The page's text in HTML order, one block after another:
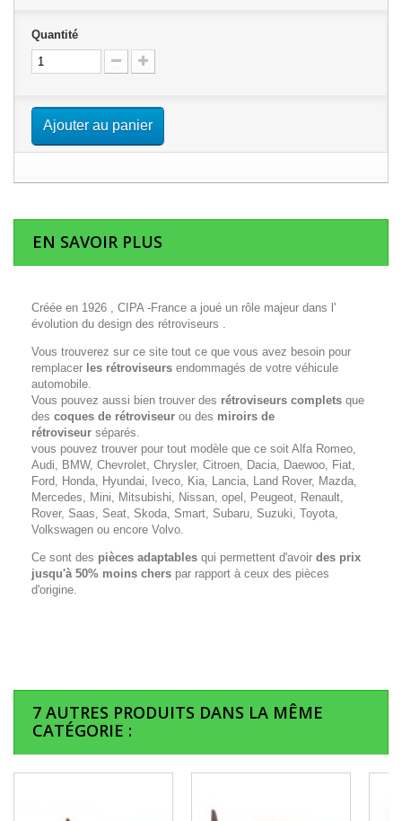
Quantité
Ajouter au panier
EN SAVOIR PLUS
Créée en 1926 , CIPA -France a joué un rôle majeur dans l'
évolution du design des rétroviseurs .
Vous trouverez sur ce site tout ce que vous avez besoin pour
remplacer les rétroviseurs endommagés de votre véhicule
automobile.
Vous pouvez aussi bien trouver des rétroviseurs complets que
des coques de rétroviseur ou des miroirs de
rétroviseur séparés.
vous pouvez trouver pour tout modèle que ce soit Alfa Romeo,
Audi, BMW, Chevrolet, Chrysler, Citroen, Dacia, Daewoo, Fiat,
Ford, Honda, Hyundai, Iveco, Kia, Lancia, Land Rover, Mazda,
Mercedes, Mini, Mitsubishi, Nissan, opel, Peugeot, Renault,
Rover, Saas, Seat, Skoda, Smart, Subaru, Suzuki, Toyota,
Volkswagen ou encore Volvo.
Ce sont des pièces adaptables qui permettent d'avoir des prix
jusqu'à 50% moins chers par rapport à ceux des pièces
d'origine.
7 AUTRES PRODUITS DANS LA MÊME
CATÉGORIE :